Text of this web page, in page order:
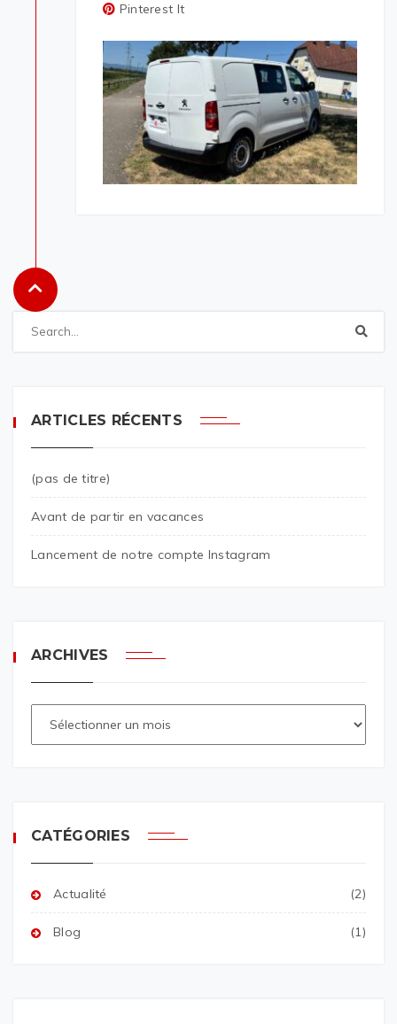
Pinterest It
ARTICLES RÉCENTS
(pas de titre)
Avant de partir en vacances
Lancement de notre compte Instagram
ARCHIVES
CATÉGORIES
Actualité (2)
Blog (1)